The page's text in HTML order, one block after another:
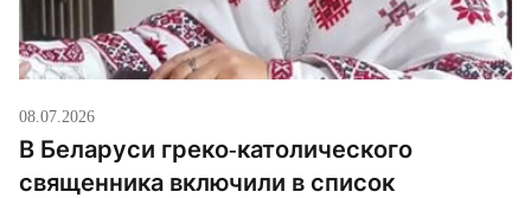
08.07.2026
В Беларуси греко-католического
священника включили в список